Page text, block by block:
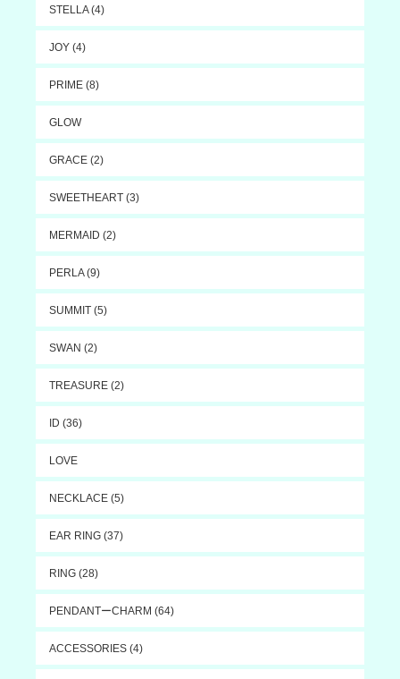
STELLA (4)
JOY (4)
PRIME (8)
GLOW
GRACE (2)
SWEETHEART (3)
MERMAID (2)
PERLA (9)
SUMMIT (5)
SWAN (2)
TREASURE (2)
ID (36)
LOVE
NECKLACE (5)
EAR RING (37)
RING (28)
PENDANTーCHARM (64)
ACCESSORIES (4)